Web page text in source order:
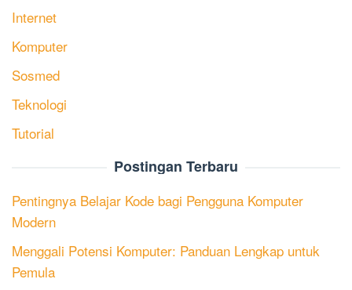
Internet
Komputer
Sosmed
Teknologi
Tutorial
Postingan Terbaru
Pentingnya Belajar Kode bagi Pengguna Komputer
Modern
Menggali Potensi Komputer: Panduan Lengkap untuk
Pemula